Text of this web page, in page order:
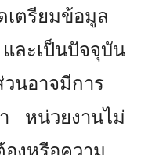
เตรียมข้อมูล
ะเป็นปัจจุบัน
นอาจมีการ
า หน่วยงานไม่
งหรือความ